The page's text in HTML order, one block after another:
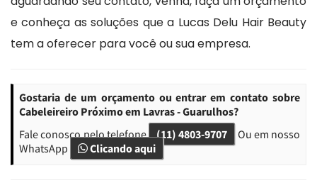
e conheça as soluções que a Lucas Delu Hair Beauty
tem a oferecer para você ou sua empresa.
Gostaria de um orçamento ou entrar em contato sobre
Cabeleireiro Próximo em Lavras - Guarulhos?
Fale conosco pelo telefone (11) 4803-9707
Ou em nosso
WhatsApp
Clicando aqui